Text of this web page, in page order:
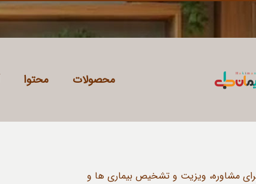
محصولات محتوا
مشاوره، ویزیت و تشخیص بیماری ها و